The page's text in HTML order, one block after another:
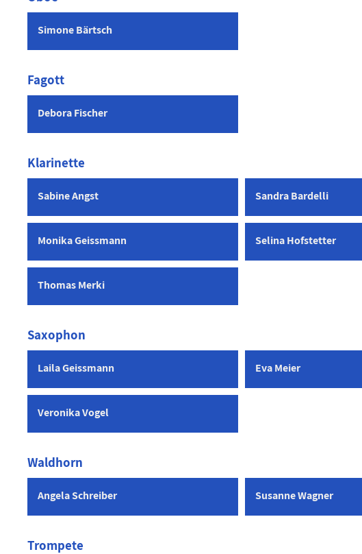
Simone Bärtsch
Fagott
Debora Fischer
Klarinette
Sabine Angst Sandra Bardelli
Monika Geissmann Selina Hofstetter
Thomas Merki
Saxophon
Laila Geissmann Eva Meier
Veronika Vogel
Waldhorn
Angela Schreiber Susanne Wagner
Trompete